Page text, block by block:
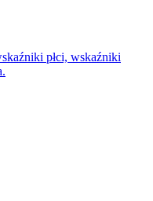
płci, wskaźniki